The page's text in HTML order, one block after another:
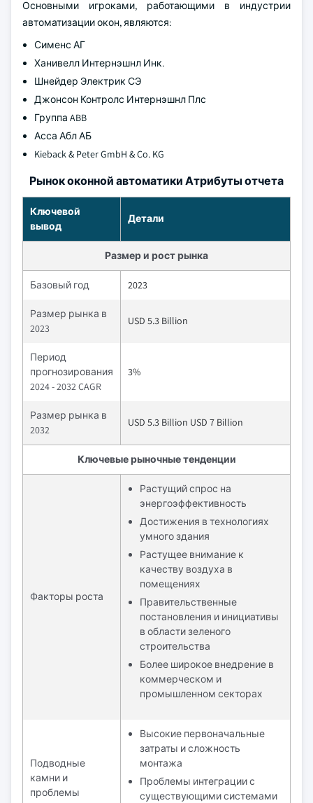
Основными игроками, работающими в индустрии
автоматизации окон, являются:
Сименс АГ
Ханивелл Интернэшнл Инк.
Шнейдер Электрик СЭ
Джонсон Контролс Интернэшнл Плс
Группа ABB
Асса Абл АБ
Kieback & Peter GmbH & Co. KG
Рынок оконной автоматики Атрибуты отчета
Ключевой
вывод
Детали
Размер и рост рынка
Базовый год 2023
Размер рынка в
2023
USD 5.3 Billion
Период
прогнозирования
2024 - 2032 CAGR
3%
Размер рынка в
2032
USD 5.3 Billion USD 7 Billion
Ключевые рыночные тенденции
Факторы роста
Растущий спрос на
энергоэффективность
Достижения в технологиях
умного здания
Растущее внимание к
качеству воздуха в
помещениях
Правительственные
постановления и инициативы
в области зеленого
строительства
Более широкое внедрение в
коммерческом и
промышленном секторах
Подводные
камни и
проблемы
Высокие первоначальные
затраты и сложность
монтажа
Проблемы интеграции с
существующими системами